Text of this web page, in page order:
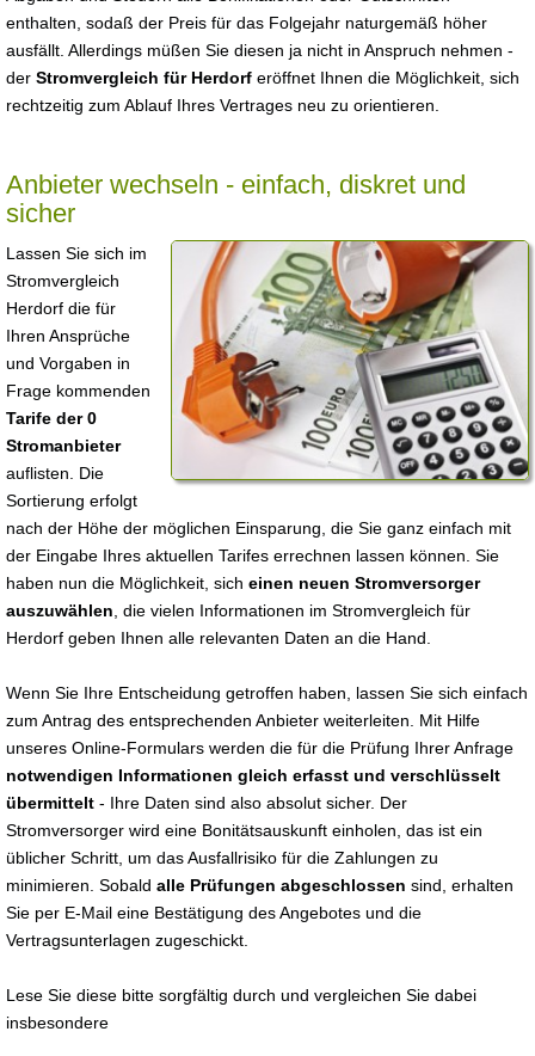
enthalten, sodaß der Preis für das Folgejahr naturgemäß höher
ausfällt. Allerdings müßen Sie diesen ja nicht in Anspruch nehmen -
der Stromvergleich für Herdorf eröffnet Ihnen die Möglichkeit, sich
rechtzeitig zum Ablauf Ihres Vertrages neu zu orientieren.
Anbieter wechseln - einfach, diskret und
sicher
Lassen Sie sich im
Stromvergleich
Herdorf die für
Ihren Ansprüche
und Vorgaben in
Frage kommenden
Tarife der 0
Stromanbieter
auflisten. Die
Sortierung erfolgt
nach der Höhe der möglichen Einsparung, die Sie ganz einfach mit
der Eingabe Ihres aktuellen Tarifes errechnen lassen können. Sie
haben nun die Möglichkeit, sich einen neuen Stromversorger
auszuwählen , die vielen Informationen im Stromvergleich für
Herdorf geben Ihnen alle relevanten Daten an die Hand.
Wenn Sie Ihre Entscheidung getroffen haben, lassen Sie sich einfach
zum Antrag des entsprechenden Anbieter weiterleiten. Mit Hilfe
unseres Online-Formulars werden die für die Prüfung Ihrer Anfrage
notwendigen Informationen gleich erfasst und verschlüsselt
übermittelt - Ihre Daten sind also absolut sicher. Der
Stromversorger wird eine Bonitätsauskunft einholen, das ist ein
üblicher Schritt, um das Ausfallrisiko für die Zahlungen zu
minimieren. Sobald alle Prüfungen abgeschlossen sind, erhalten
Sie per E-Mail eine Bestätigung des Angebotes und die
Vertragsunterlagen zugeschickt.
Lese Sie diese bitte sorgfältig durch und vergleichen Sie dabei
insbesondere